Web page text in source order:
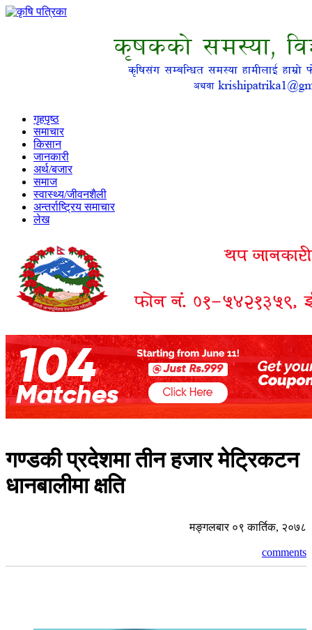
गृहपृष्ठ
समाचार
किसान
जानकारी
अर्थ/बजार
समाज
स्वास्थ्य/जीवनशैली
अन्तर्राष्ट्रिय समाचार
लेख
गण्डकी प्रदेशमा तीन हजार मेट्रिकटन
धानबालीमा क्षति
मङ्गलबार ०९ कार्तिक, २०७८
comments